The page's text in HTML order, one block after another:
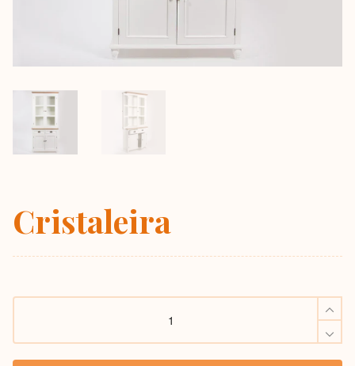
Cristaleira
Cristaleira